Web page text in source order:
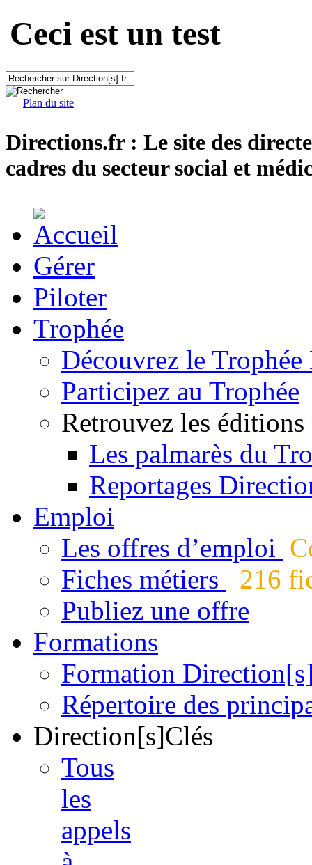
Ceci est un test
Plan du site
Directions.fr : Le site des
cadres du secteur social et
Gérer
Piloter
Trophée
Découvrez le
Participez au Trophée
Retrouvez les éditions
Les palmarès du
Reportages
Emploi
Les offres d’emploi
Fiches métiers
216
Publiez une offre
Formations
Formation
Répertoire des
Direction[s]Clés
Tous
les
appels